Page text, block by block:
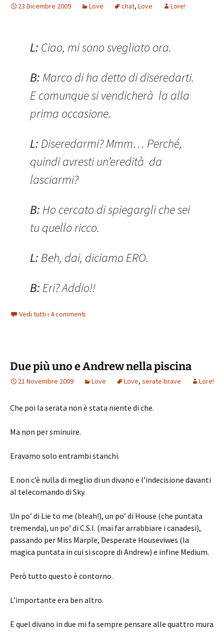
23 Dicembre 2009 Love chat, Love Lore!
L: Ciao, mi sono svegliato ora.
B: Marco di ha detto di diseredarti.
E comunque si vendicherà la alla
prima occasione.
L: Diseredarmi? Mmm… Perché,
quindi avresti un’eredità da
lasciarmi?
B: Ho cercato di spiegargli che sei
tu quello ricco.
L: Beh, dai, diciamo ERO.
B: Eri? Addio!!
Vedi tutti i 4 commenti
Due più uno e Andrew nella piscina
21 Novembre 2009 Love Love, serate brave Lore!
Che poi la serata non è stata niente di che.
Ma non per sminuire.
Eravamo solo entrambi stanchi.
E non c’è nulla di meglio di un divano e l’indecisione davanti
al telecomando di Sky.
Un po’ di Lie to me (bleah!), un po’ di House (che puntata
tremenda), un po’ di C.S.I. (mai far arrabbiare i canadesi),
passando per Miss Marple, Desperate Houseviwes (la
magica puntata in cui si scopre di Andrew) e infine Medium.
Però tutto questo è contorno.
L’importante era ben altro.
E quel divano in due mi fa sempre pensare alle quattro mura